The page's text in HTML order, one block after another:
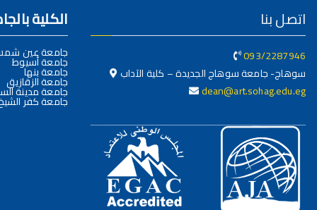
الكلية
جامعة عين
جامعة أسيوط
جامعة بنها
جامعة الزقازيق
جامعة مدينة
جامعة كفر
اتصل بنا
093/2287946
سوهاج- جامعة سوهاج الجديدة – كلية الآداب
dean@art.sohag.edu.eg